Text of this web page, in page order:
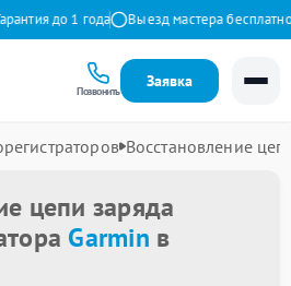
до 1 года Выезд мастера бесплатно
Позвонить
Заявка
Восстановление
цепи заряда
Garmin в